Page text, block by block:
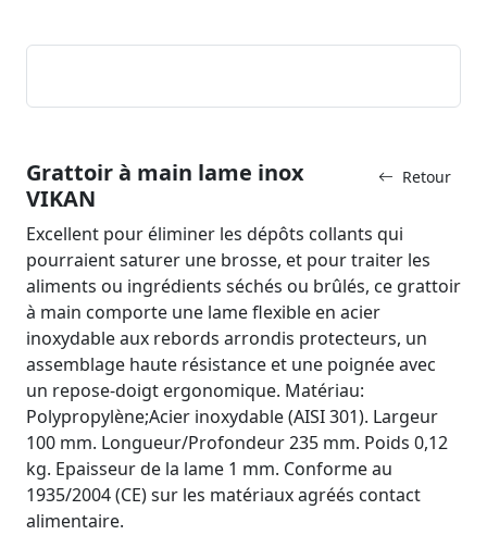
Retour
Grattoir à main lame inox
VIKAN
Excellent pour éliminer les dépôts collants qui
pourraient saturer une brosse, et pour traiter les
aliments ou ingrédients séchés ou brûlés, ce grattoir
à main comporte une lame flexible en acier
inoxydable aux rebords arrondis protecteurs, un
assemblage haute résistance et une poignée avec
un repose-doigt ergonomique. Matériau:
Polypropylène;Acier inoxydable (AISI 301). Largeur
100 mm. Longueur/Profondeur 235 mm. Poids 0,12
kg. Epaisseur de la lame 1 mm. Conforme au
1935/2004 (CE) sur les matériaux agréés contact
alimentaire.